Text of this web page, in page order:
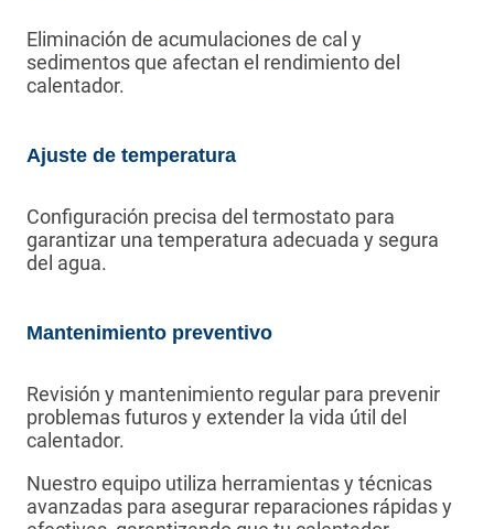
Eliminación de acumulaciones de cal y
sedimentos que afectan el rendimiento del
calentador.
Ajuste de temperatura
Configuración precisa del termostato para
garantizar una temperatura adecuada y segura
del agua.
Mantenimiento preventivo
Revisión y mantenimiento regular para prevenir
problemas futuros y extender la vida útil del
calentador.
Nuestro equipo utiliza herramientas y técnicas
avanzadas para asegurar reparaciones rápidas y